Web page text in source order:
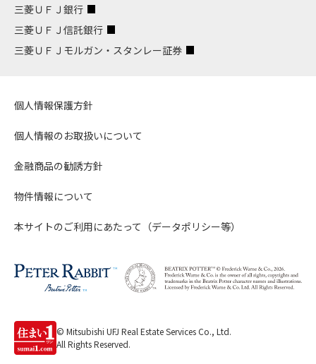
三菱ＵＦＪ銀行
三菱ＵＦＪ信託銀行
三菱ＵＦＪモルガン・スタンレー証券
個人情報保護方針
個人情報のお取扱いについて
金融商品の勧誘方針
物件情報について
本サイトのご利用にあたって（データポリシー等）
© Mitsubishi UFJ Real Estate Services Co., Ltd.
All Rights Reserved.